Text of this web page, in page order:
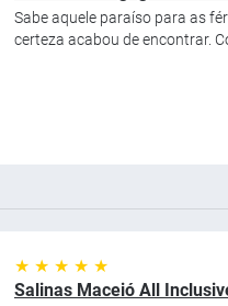
Sabe aquele paraíso para as
certeza acabou de encontrar.
★ ★ ★ ★ ★
Salinas Maceió All